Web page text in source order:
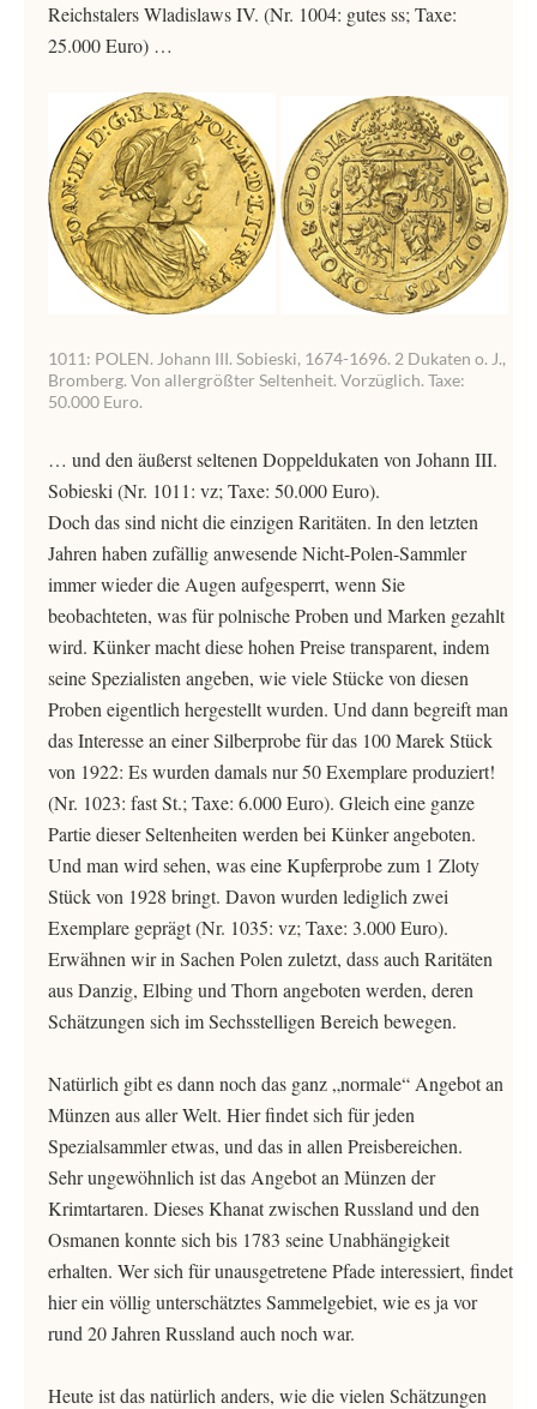
Reichstalers Wladislaws IV. (Nr. 1004: gutes ss; Taxe:
25.000 Euro) …
1011: POLEN. Johann III. Sobieski, 1674-1696. 2 Dukaten o. J.,
Bromberg. Von allergrößter Seltenheit. Vorzüglich. Taxe:
50.000 Euro.
… und den äußerst seltenen Doppeldukaten von Johann III.
Sobieski (Nr. 1011: vz; Taxe: 50.000 Euro).
Doch das sind nicht die einzigen Raritäten. In den letzten
Jahren haben zufällig anwesende Nicht-Polen-Sammler
immer wieder die Augen aufgesperrt, wenn Sie
beobachteten, was für polnische Proben und Marken gezahlt
wird. Künker macht diese hohen Preise transparent, indem
seine Spezialisten angeben, wie viele Stücke von diesen
Proben eigentlich hergestellt wurden. Und dann begreift man
das Interesse an einer Silberprobe für das 100 Marek Stück
von 1922: Es wurden damals nur 50 Exemplare produziert!
(Nr. 1023: fast St.; Taxe: 6.000 Euro). Gleich eine ganze
Partie dieser Seltenheiten werden bei Künker angeboten.
Und man wird sehen, was eine Kupferprobe zum 1 Zloty
Stück von 1928 bringt. Davon wurden lediglich zwei
Exemplare geprägt (Nr. 1035: vz; Taxe: 3.000 Euro).
Erwähnen wir in Sachen Polen zuletzt, dass auch Raritäten
aus Danzig, Elbing und Thorn angeboten werden, deren
Schätzungen sich im Sechsstelligen Bereich bewegen.
Natürlich gibt es dann noch das ganz „normale“ Angebot an
Münzen aus aller Welt. Hier findet sich für jeden
Spezialsammler etwas, und das in allen Preisbereichen.
Sehr ungewöhnlich ist das Angebot an Münzen der
Krimtartaren. Dieses Khanat zwischen Russland und den
Osmanen konnte sich bis 1783 seine Unabhängigkeit
erhalten. Wer sich für unausgetretene Pfade interessiert, findet
hier ein völlig unterschätztes Sammelgebiet, wie es ja vor
rund 20 Jahren Russland auch noch war.
Heute ist das natürlich anders, wie die vielen Schätzungen